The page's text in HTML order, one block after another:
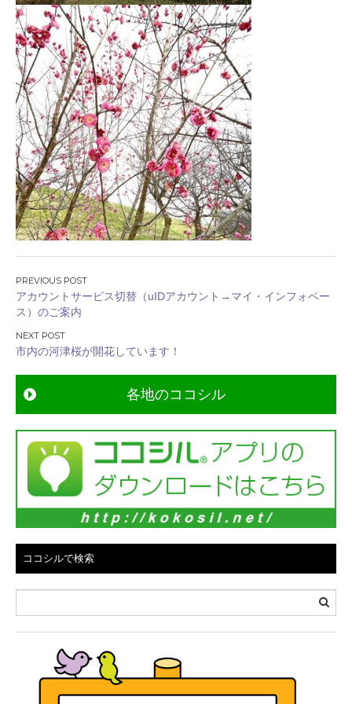
投
稿
ナ
ビ
ゲ
ー
シ
ョ
ン
アカウントサービス切替（uIDアカウント→マイ・インフォベー
ス）のご案内
市内の河津桜が開花しています！
各地のココシル
ココシルで検索